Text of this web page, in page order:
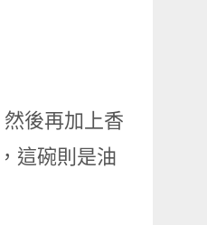
後再加上香
這碗則是油